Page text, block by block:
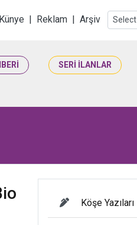
Künye | Reklam | Arşiv
SERİ İLANLAR
Köşe Yazıları